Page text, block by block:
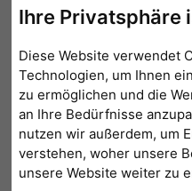
Ihre Privatsphäre
Diese Website verwendet
Technologien, um Ihnen
zu ermöglichen und die
an Ihre Bedürfnisse
nutzen wir außerdem, um
verstehen, woher unsere
unsere Website weiter zu
Zurück